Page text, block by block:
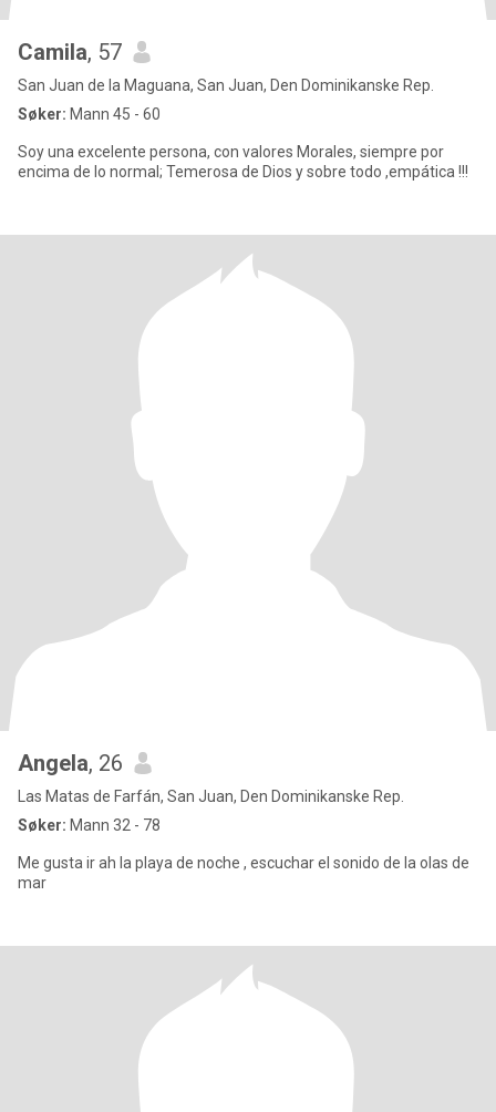
Camila, 57
San Juan de la Maguana, San Juan, Den Dominikanske Rep.
Søker: Mann 45 - 60
Soy una excelente persona, con valores Morales, siempre por
encima de lo normal; Temerosa de Dios y sobre todo ,empática !!!
Angela, 26
Las Matas de Farfán, San Juan, Den Dominikanske Rep.
Søker: Mann 32 - 78
Me gusta ir ah la playa de noche , escuchar el sonido de la olas de
mar